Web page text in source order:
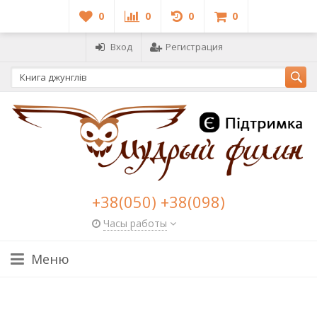
0 0 0 0
Вход Регистрация
+38(050) +38(098)
Часы работы
Меню